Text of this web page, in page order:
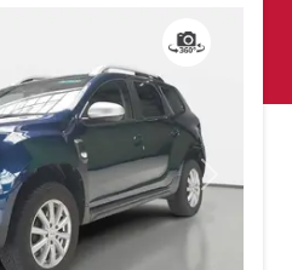
Next